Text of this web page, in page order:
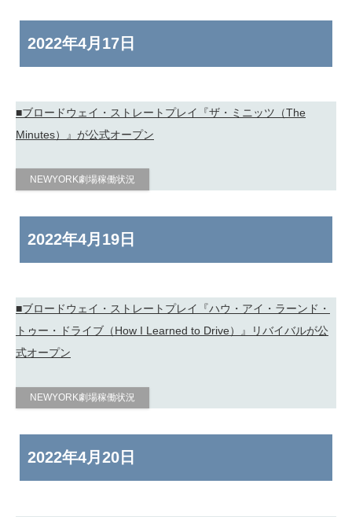
2022年4月17日
■ブロードウェイ・ストレートプレイ『ザ・ミニッツ（The
Minutes）』が公式オープン
NEWYORK劇場稼働状況
2022年4月19日
■ブロードウェイ・ストレートプレイ『ハウ・アイ・ラーンド・
トゥー・ドライブ（How I Learned to Drive）』リバイバルが公
式オープン
NEWYORK劇場稼働状況
2022年4月20日